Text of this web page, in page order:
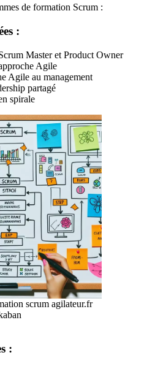
de formation Scrum :
:
Master et Product Owner
Agile
Agile au management
partagé
spirale
scrum agilateur.fr
: